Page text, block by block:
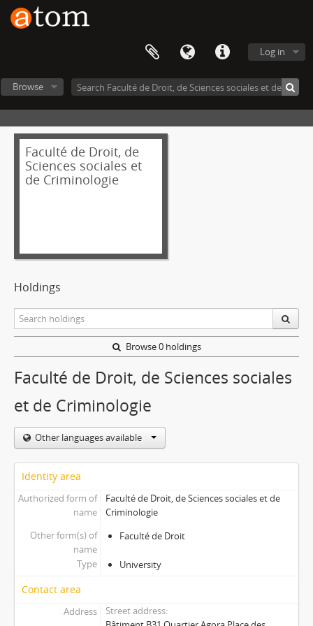
Log in
Browse
Faculté de Droit, de
Sciences sociales et
de Criminologie
Holdings
Browse 0 holdings
Faculté de Droit, de Sciences sociales
et de Criminologie
Other languages available
Identity area
Authorized form of
name
Faculté de Droit, de Sciences sociales et de
Criminologie
Other form(s) of
name
Faculté de Droit
Type University
Contact area
Address
Street address